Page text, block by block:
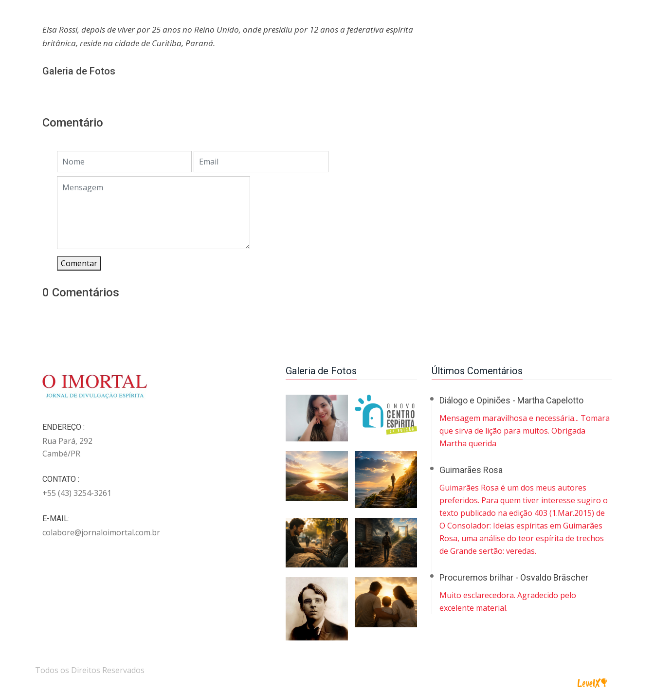
Elsa Rossi, depois de viver por 25 anos no Reino Unido, onde presidiu por 12 anos a federativa espírita
britânica, reside na cidade de Curitiba, Paraná.
Galeria de Fotos
Comentário
Comentar
0 Comentários
ENDEREÇO :
Rua Pará, 292
Cambé/PR
CONTATO :
+55 (43) 3254-3261
E-MAIL:
colabore@jornaloimortal.com.br
Galeria de Fotos Últimos Comentários
Diálogo e Opiniões - Martha Capelotto
Mensagem maravilhosa e necessária... Tomara
que sirva de lição para muitos. Obrigada
Martha querida
Guimarães Rosa
Guimarães Rosa é um dos meus autores
preferidos. Para quem tiver interesse sugiro o
texto publicado na edição 403 (1.Mar.2015) de
O Consolador: Ideias espíritas em Guimarães
Rosa, uma análise do teor espírita de trechos
de Grande sertão: veredas.
Procuremos brilhar - Osvaldo Bräscher
Muito esclarecedora. Agradecido pelo
excelente material.
Todos os Direitos Reservados